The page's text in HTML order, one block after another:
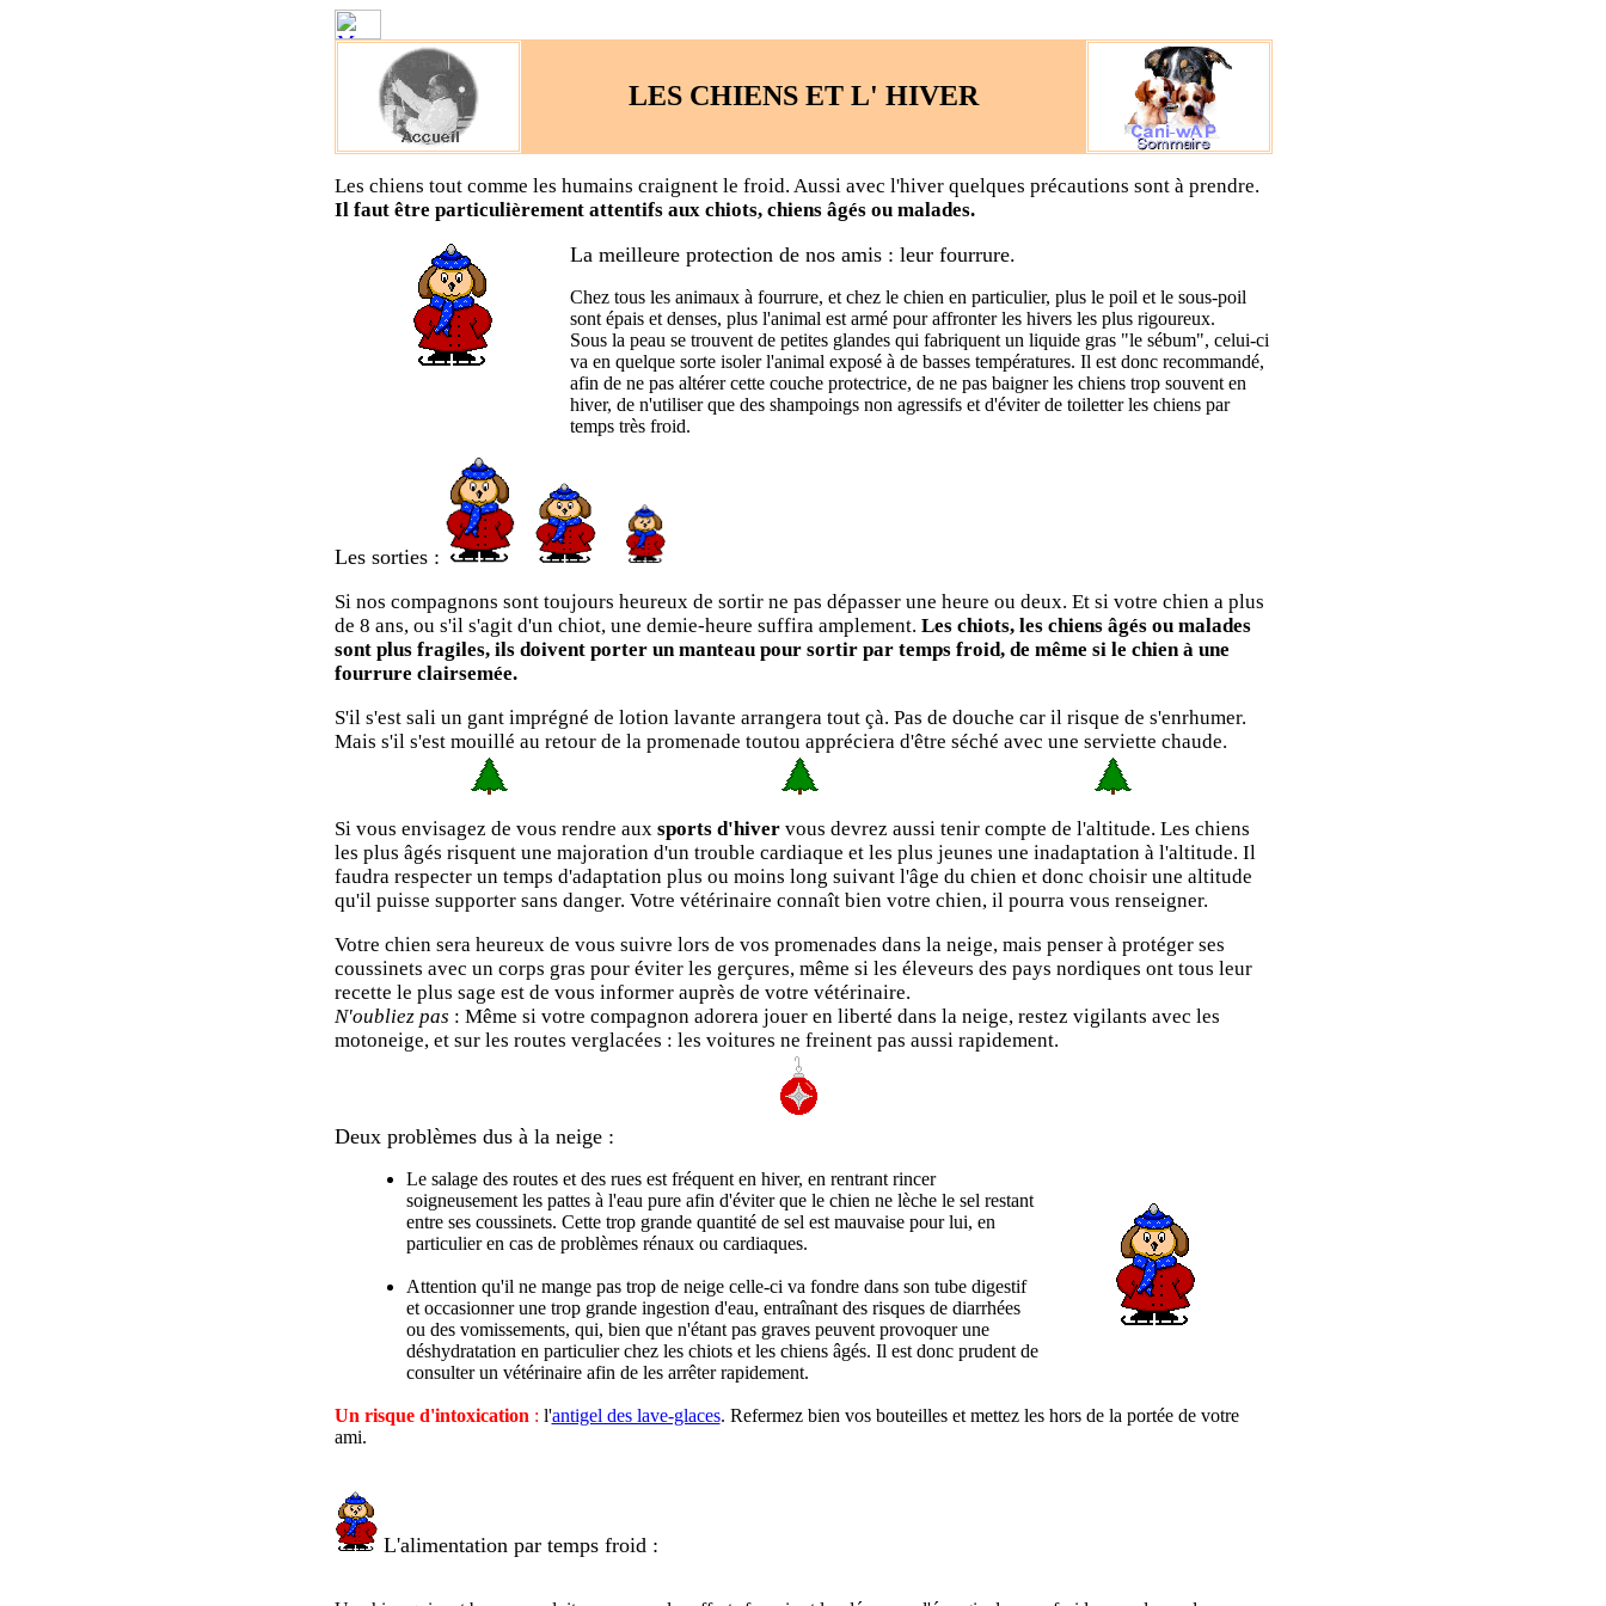
LES CHIENS ET L' HIVER
Les chiens tout comme les humains craignent le froid. Aussi avec l'hiver quelques précautions sont à prendre.
Il faut être particulièrement attentifs aux chiots, chiens âgés ou malades.
La meilleure protection de nos amis : leur fourrure.
Chez tous les animaux à fourrure, et chez le chien en particulier, plus le poil et le sous-poil
sont épais et denses, plus l'animal est armé pour affronter les hivers les plus rigoureux.
Sous la peau se trouvent de petites glandes qui fabriquent un liquide gras "le sébum", celui-ci
va en quelque sorte isoler l'animal exposé à de basses températures. Il est donc recommandé,
afin de ne pas altérer cette couche protectrice, de ne pas baigner les chiens trop souvent en
hiver, de n'utiliser que des shampoings non agressifs et d'éviter de toiletter les chiens par
temps très froid.
Les sorties :
Si nos compagnons sont toujours heureux de sortir ne pas dépasser une heure ou deux. Et si votre chien a plus
de 8 ans, ou s'il s'agit d'un chiot, une demie-heure suffira amplement. Les chiots, les chiens âgés ou malades
sont plus fragiles, ils doivent porter un manteau pour sortir par temps froid, de même si le chien à une
fourrure clairsemée.
S'il s'est sali un gant imprégné de lotion lavante arrangera tout çà. Pas de douche car il risque de s'enrhumer.
Mais s'il s'est mouillé au retour de la promenade toutou appréciera d'être séché avec une serviette chaude.
Si vous envisagez de vous rendre aux sports d'hivervous devrez aussi tenir compte de l'altitude. Les chiens
les plus âgés risquent une majoration d'un trouble cardiaque et les plus jeunes une inadaptation à l'altitude. Il
faudra respecter un temps d'adaptation plus ou moins long suivant l'âge du chien et donc choisir une altitude
qu'il puisse supporter sans danger. Votre vétérinaire connaît bien votre chien, il pourra vous renseigner.
Votre chien sera heureux de vous suivre lors de vos promenades dans la neige, mais penser à protéger ses
coussinets avec un corps gras pour éviter les gerçures, même si les éleveurs des pays nordiques ont tous leur
recette le plus sage est de vous informer auprès de votre vétérinaire.
N'oubliez pas : Même si votre compagnon adorera jouer en liberté dans la neige, restez vigilants avec les
motoneige, et sur les routes verglacées : les voitures ne freinent pas aussi rapidement.
Deux problèmes dus à la neige :
Le salage des routes et des rues est fréquent en hiver, en rentrant rincer
soigneusement les pattes à l'eau pure afin d'éviter que le chien ne lèche le sel restant
entre ses coussinets. Cette trop grande quantité de sel est mauvaise pour lui, en
particulier en cas de problèmes rénaux ou cardiaques.
Attention qu'il ne mange pas trop de neige celle-ci va fondre dans son tube digestif
et occasionner une trop grande ingestion d'eau, entraînant des risques de diarrhées
ou des vomissements, qui, bien que n'étant pas graves peuvent provoquer une
déshydratation en particulier chez les chiots et les chiens âgés. Il est donc prudent de
consulter un vétérinaire afin de les arrêter rapidement.
Un risque d'intoxication : l'antigel des lave-glaces. Refermez bien vos bouteilles et mettez les hors de la portée de votre
ami.
L'alimentation par temps froid :